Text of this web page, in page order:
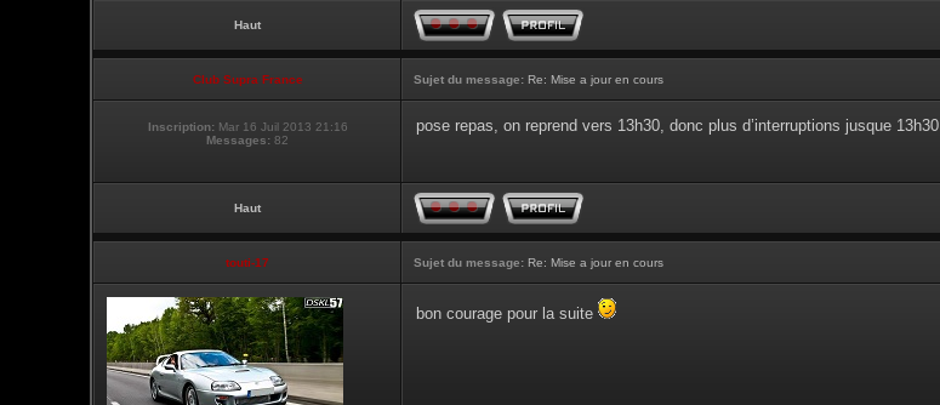
Haut
Club Supra France Sujet du message: Re: Mise a jour en cours
Inscription: Mar 16 Juil 2013 21:16
Messages: 82
pose repas, on reprend vers 13h30, donc plus d’interruptions jusque 13h30
Haut
touti-17 Sujet du message: Re: Mise a jour en cours
bon courage pour la suite